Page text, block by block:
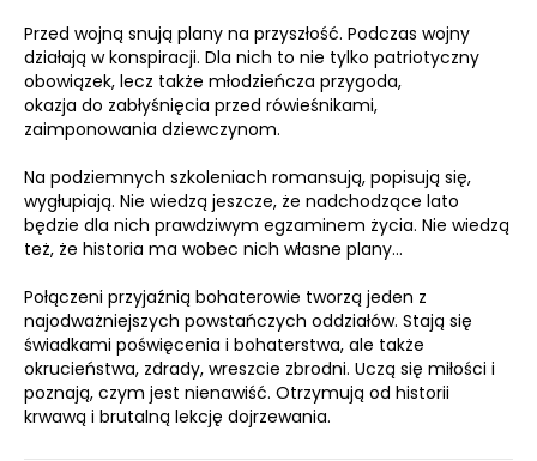
Przed wojną snują plany na przyszłość. Podczas wojny
działają w konspiracji. Dla nich to nie tylko patriotyczny
obowiązek, lecz także młodzieńcza przygoda,
okazja do zabłyśnięcia przed rówieśnikami,
zaimponowania dziewczynom.
Na podziemnych szkoleniach romansują, popisują się,
wygłupiają. Nie wiedzą jeszcze, że nadchodzące lato
będzie dla nich prawdziwym egzaminem życia. Nie wiedzą
też, że historia ma wobec nich własne plany...
Połączeni przyjaźnią bohaterowie tworzą jeden z
najodważniejszych powstańczych oddziałów. Stają się
świadkami poświęcenia i bohaterstwa, ale także
okrucieństwa, zdrady, wreszcie zbrodni. Uczą się miłości i
poznają, czym jest nienawiść. Otrzymują od historii
krwawą i brutalną lekcję dojrzewania.